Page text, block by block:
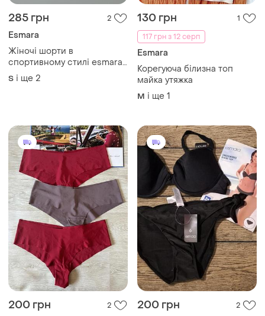
285 грн 2
Esmara
Жіночі шорти в
спортивному стилі esmara,
s, m, l
S і ще 2
130 грн
1
117 грн з 12 серп
Esmara
Корегуюча білизна топ
майка утяжка
M і ще 1
200 грн
2
200 грн 2